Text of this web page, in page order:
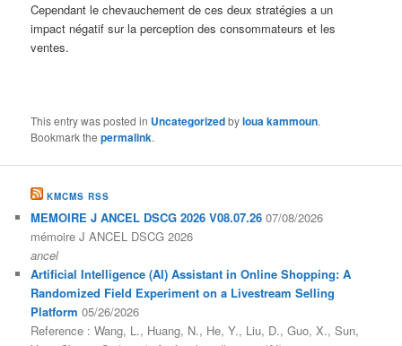
Cependant le chevauchement de ces deux stratégies a un
impact négatif sur la perception des consommateurs et les
ventes.
This entry was posted in Uncategorizedbyloua kammoun.
Bookmark thepermalink.
KMCMS RSS
MEMOIRE J ANCEL DSCG 2026 V08.07.26 07/08/2026
mémoire J ANCEL DSCG 2026
ancel
Artificial Intelligence (AI) Assistant in Online Shopping: A
Randomized Field Experiment on a Livestream Selling
Platform 05/26/2026
Reference : Wang, L., Huang, N., He, Y., Liu, D., Guo, X., Sun,